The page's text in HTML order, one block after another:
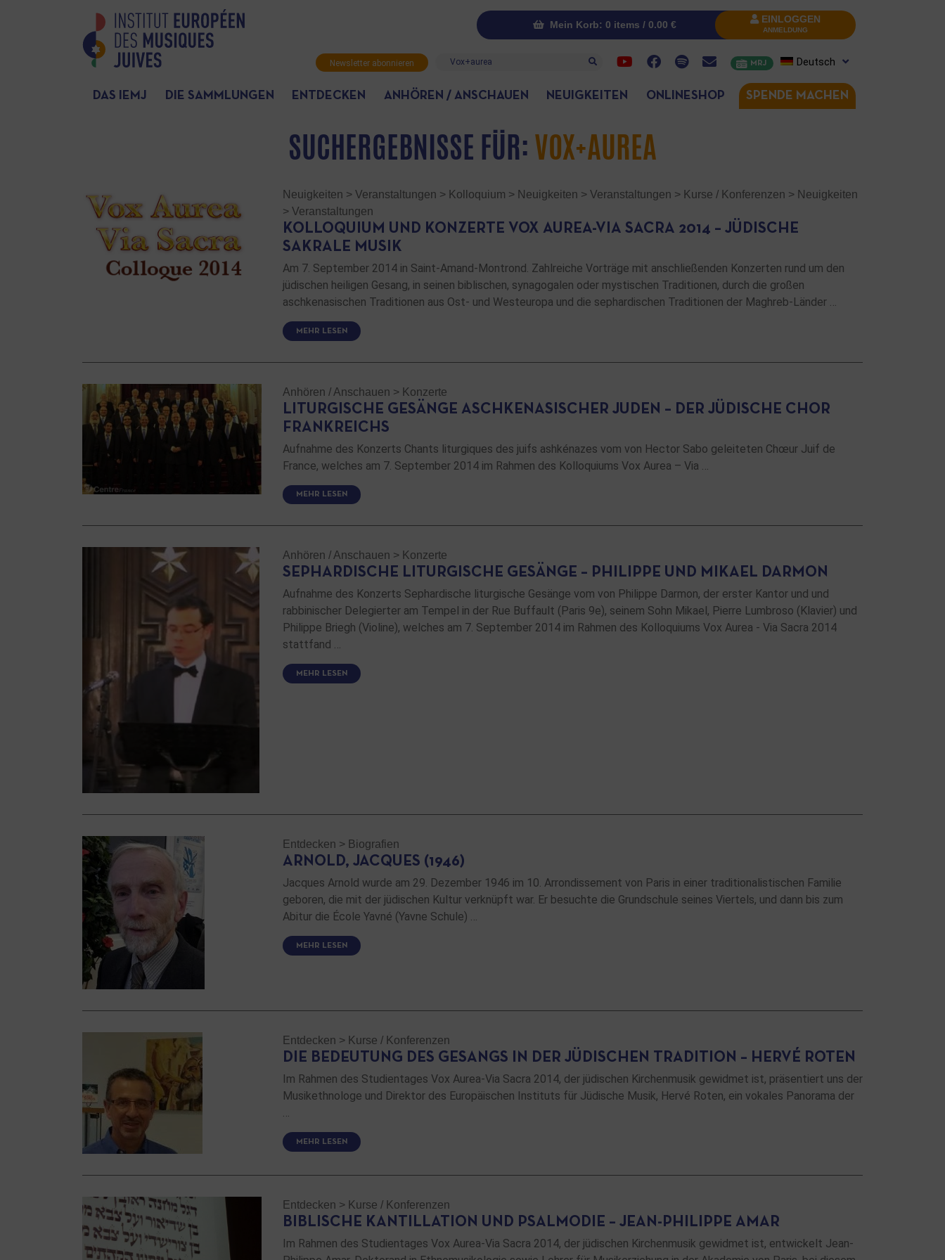
Mein Korb: 0 items / 0.00 € EINLOGGEN
ANMELDUNG
Newsletter abonnieren Suche MRJ Deutsch
DAS IEMJ DIE SAMMLUNGEN ENTDECKEN ANHÖREN / ANSCHAUEN NEUIGKEITEN ONLINESHOP SPENDE MACHEN
SUCHERGEBNISSE FÜR:VOX+AUREA
Neuigkeiten > Veranstaltungen > Kolloquium > Neuigkeiten > Veranstaltungen > Kurse / Konferenzen > Neuigkeiten
> Veranstaltungen
KOLLOQUIUM UND KONZERTE VOX AUREA-VIA SACRA 2014 – JÜDISCHE
SAKRALE MUSIK
Am 7. September 2014 in Saint-Amand-Montrond. Zahlreiche Vorträge mit anschließenden Konzerten rund um den
jüdischen heiligen Gesang, in seinen biblischen, synagogalen oder mystischen Traditionen, durch die großen
aschkenasischen Traditionen aus Ost- und Westeuropa und die sephardischen Traditionen der Maghreb-Länder …
MEHR LESEN
Anhören / Anschauen > Konzerte
LITURGISCHE GESÄNGE ASCHKENASISCHER JUDEN – DER JÜDISCHE CHOR
FRANKREICHS
Aufnahme des Konzerts Chants liturgiques des juifs ashkénazes vom von Hector Sabo geleiteten Chœur Juif de
France, welches am 7. September 2014 im Rahmen des Kolloquiums Vox Aurea – Via …
MEHR LESEN
Anhören / Anschauen > Konzerte
SEPHARDISCHE LITURGISCHE GESÄNGE – PHILIPPE UND MIKAEL DARMON
Aufnahme des Konzerts Sephardische liturgische Gesänge vom von Philippe Darmon, der erster Kantor und und
rabbinischer Delegierter am Tempel in der Rue Buffault (Paris 9e), seinem Sohn Mikael, Pierre Lumbroso (Klavier) und
Philippe Briegh (Violine), welches am 7. September 2014 im Rahmen des Kolloquiums Vox Aurea - Via Sacra 2014
stattfand …
MEHR LESEN
Entdecken > Biografien
ARNOLD, JACQUES (1946)
Jacques Arnold wurde am 29. Dezember 1946 im 10. Arrondissement von Paris in einer traditionalistischen Familie
geboren, die mit der jüdischen Kultur verknüpft war. Er besuchte die Grundschule seines Viertels, und dann bis zum
Abitur die École Yavné (Yavne Schule) …
MEHR LESEN
Entdecken > Kurse / Konferenzen
DIE BEDEUTUNG DES GESANGS IN DER JÜDISCHEN TRADITION – HERVÉ ROTEN
Im Rahmen des Studientages Vox Aurea-Via Sacra 2014, der jüdischen Kirchenmusik gewidmet ist, präsentiert uns der
Musikethnologe und Direktor des Europäischen Instituts für Jüdische Musik, Hervé Roten, ein vokales Panorama der
…
MEHR LESEN
Entdecken > Kurse / Konferenzen
BIBLISCHE KANTILLATION UND PSALMODIE – JEAN-PHILIPPE AMAR
Im Rahmen des Studientages Vox Aurea-Via Sacra 2014, der jüdischen Kirchenmusik gewidmet ist, entwickelt Jean-